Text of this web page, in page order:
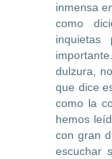
inmensa
como
dulzura,
que dice
como la
hemos
con gran
escuchar